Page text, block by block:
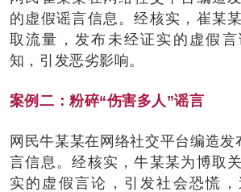
的虚假谣言信息。经核实，崔某
取流量，发布未经证实的虚假
知，引发恶劣影响。
案例二：粉碎“伤害多人”谣言
网民牛某某在网络社交平台编造发
言信息。经核实，牛某某为博取
实的虚假言论，引发社会恐慌